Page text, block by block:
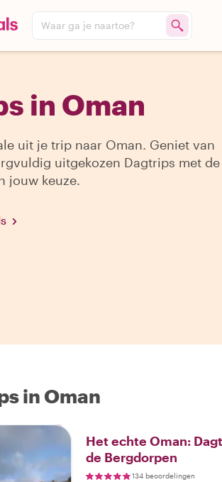
Waar ga je naartoe?
in Oman
uit je trip naar Oman. Geniet van
uitgekozen Dagtrips met de
jouw keuze.
in Oman
Het echte Oman:
de Bergdorpen
134 beoordelingen